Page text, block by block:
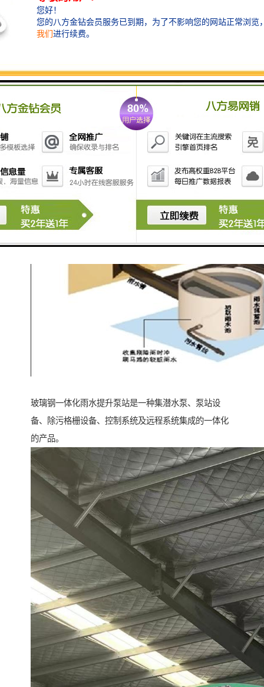
预制泵站构造及主要设备
配套水泵：配套性能优越的潜水污水泵，在设计负荷范
玻璃钢一体化雨水提升泵站是一种集潜水泵、泵站设
备、除污格栅设备、控制系统及远程系统集成的一体化
的产品。